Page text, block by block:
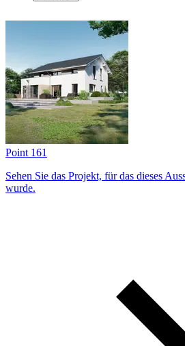
Point 161
Sehen Sie das Projekt, für das dieses
wurde.